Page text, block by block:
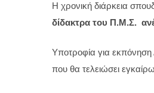
Η χρονική διάρκεια
δίδακτρα του Π.Μ.Σ.
Υποτροφία για εκπόνηση
που θα τελειώσει